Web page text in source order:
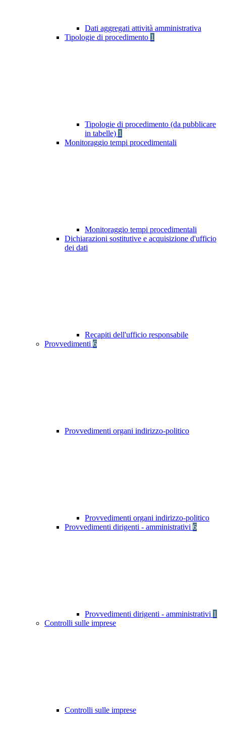
Dati aggregati attività amministrativa
Tipologie di procedimento 1
Tipologie di procedimento (da pubblicare
in tabelle) 1
Monitoraggio tempi procedimentali
Monitoraggio tempi procedimentali
Dichiarazioni sostitutive e acquisizione d'ufficio
dei dati
Recapiti dell'ufficio responsabile
Provvedimenti 6
Provvedimenti organi indirizzo-politico
Provvedimenti organi indirizzo-politico
Provvedimenti dirigenti - amministrativi 6
Provvedimenti dirigenti - amministrativi 1
Controlli sulle imprese
Controlli sulle imprese